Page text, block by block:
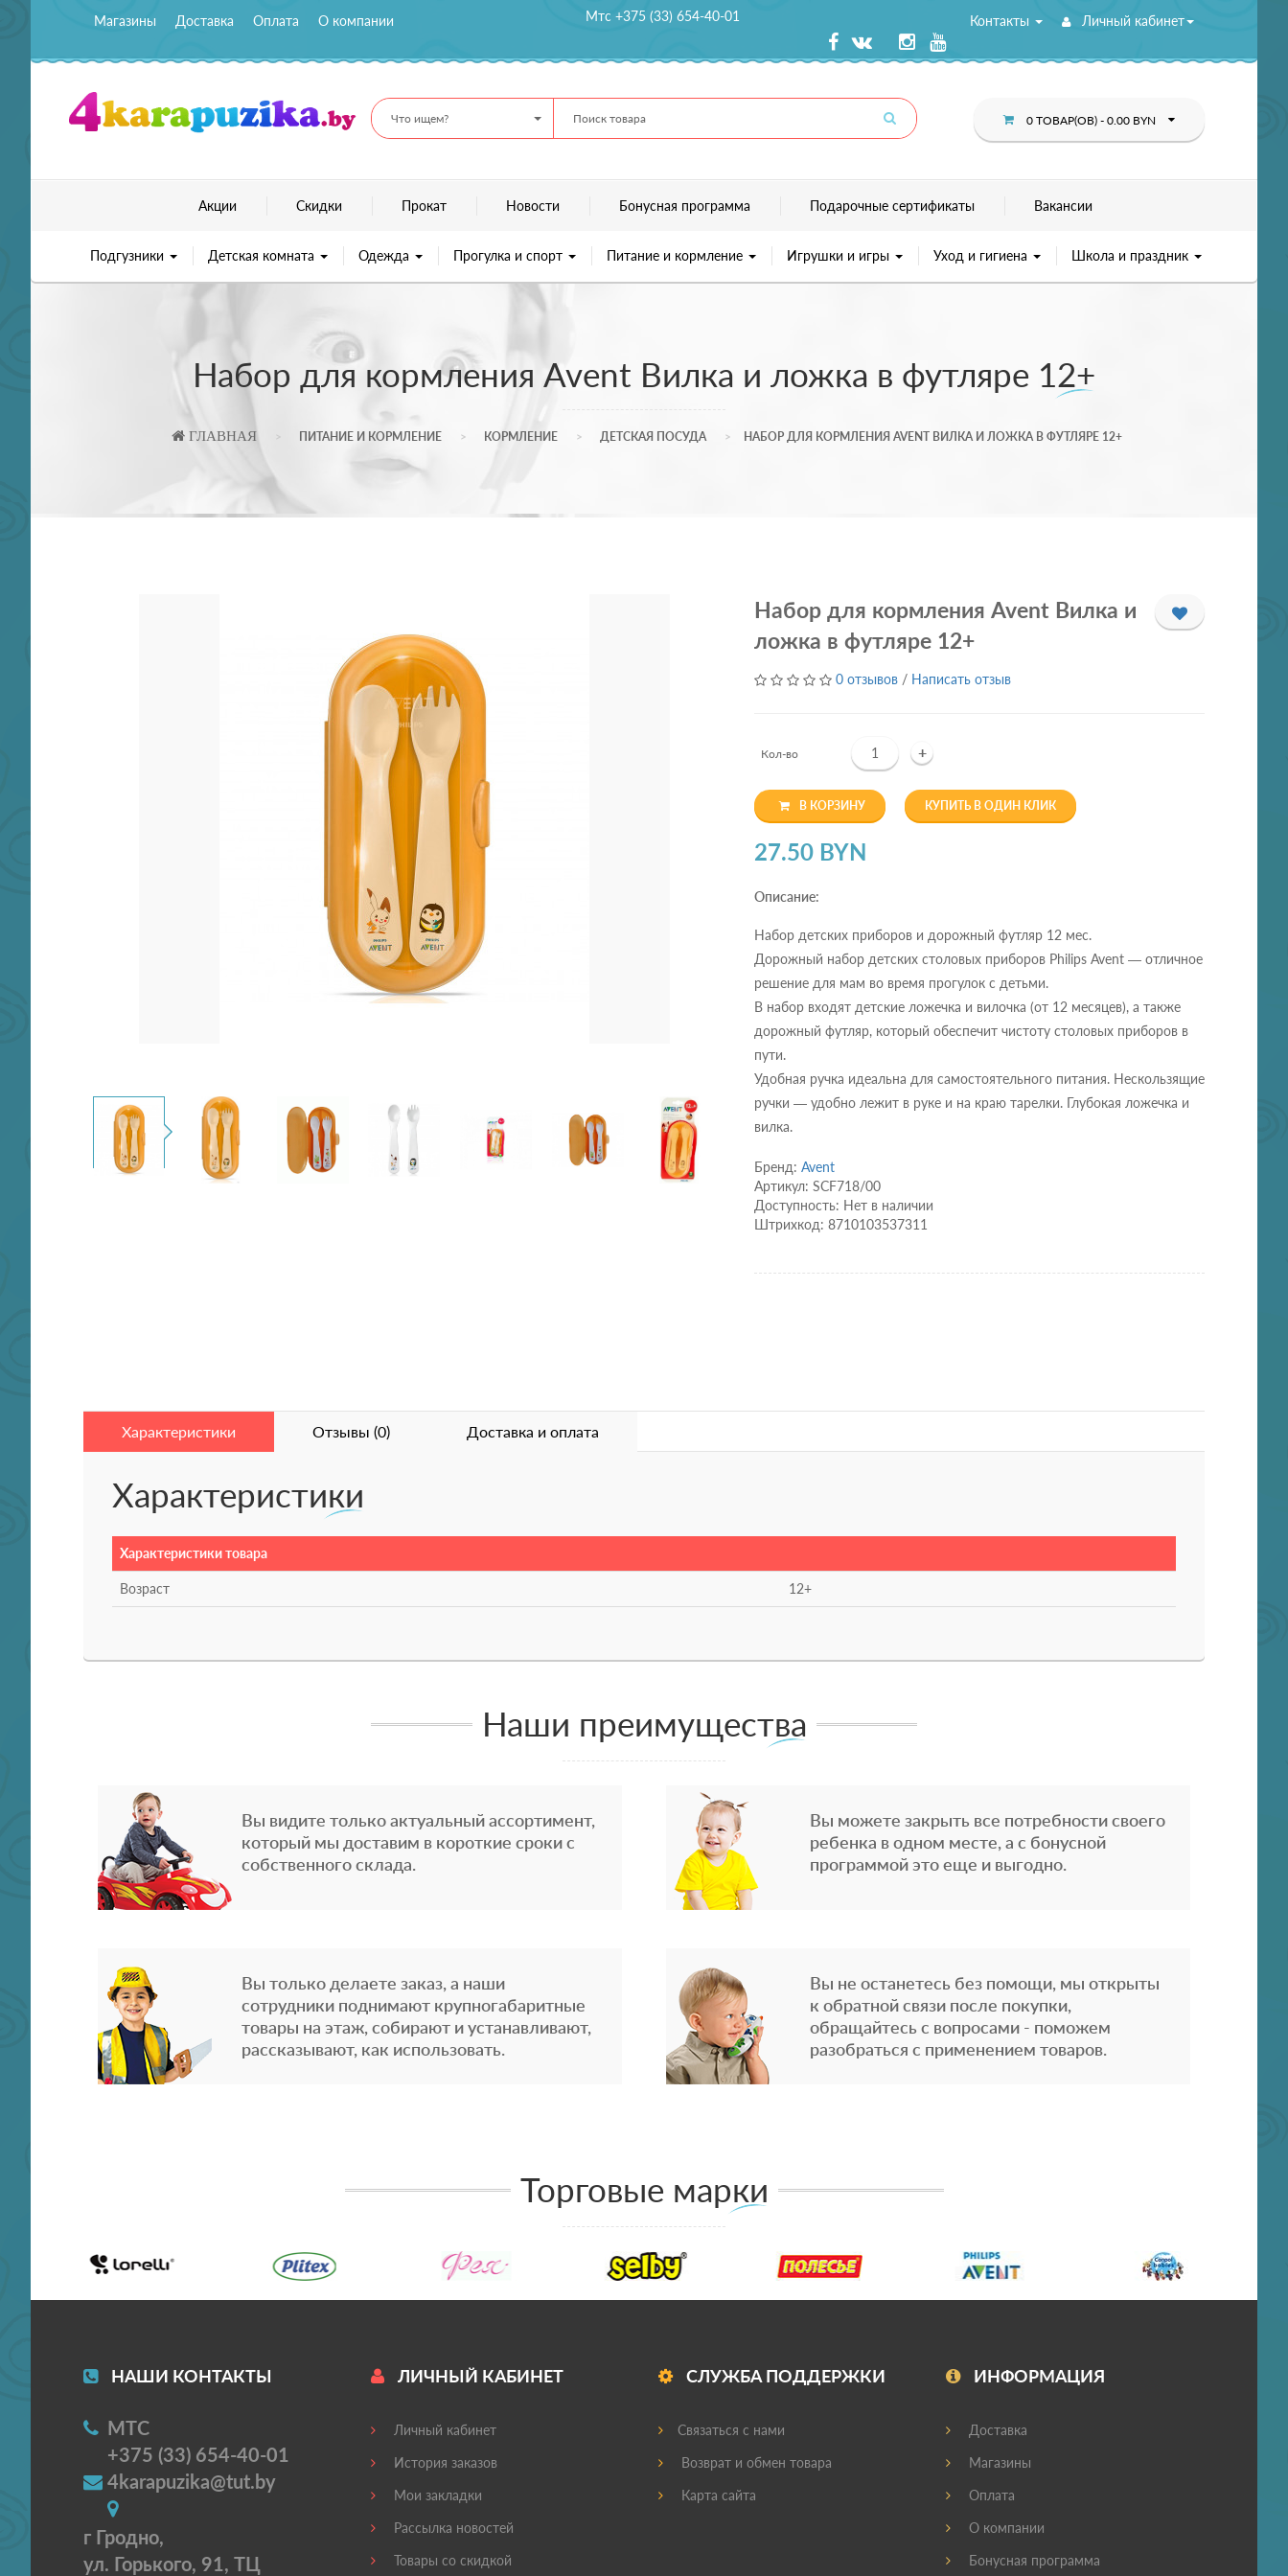
Магазины Доставка Оплата О компании Мтс +375 (33) 654-40-01 Контакты Личный кабинет
Что ищем? 0 ТОВАР(ОВ) - 0.00 BYN
Акции Скидки Прокат Новости Бонусная программа Подарочные сертификаты Вакансии
Подгузники Детская комната Одежда Прогулка и спорт Питание и кормление Игрушки и игры Уход и гигиена Школа и праздник
Набор для кормления Avent Вилка и ложка в футляре 12+
ГЛАВНАЯ ПИТАНИЕ И КОРМЛЕНИЕ КОРМЛЕНИЕ ДЕТСКАЯ ПОСУДА НАБОР ДЛЯ КОРМЛЕНИЯ AVENT ВИЛКА И ЛОЖКА В ФУТЛЯРЕ 12+
Набор для кормления Avent Вилка и
ложка в футляре 12+
0 отзывов / Написать отзыв
Кол-во +
В КОРЗИНУ КУПИТЬ В ОДИН КЛИК
27.50 BYN
Описание:
Набор детских приборов и дорожный футляр 12 мес.
Дорожный набор детских столовых приборов Philips Avent — отличное
решение для мам во время прогулок с детьми.
В набор входят детские ложечка и вилочка (от 12 месяцев), а также
дорожный футляр, который обеспечит чистоту столовых приборов в
пути.
Удобная ручка идеальна для самостоятельного питания. Нескользящие
ручки — удобно лежит в руке и на краю тарелки. Глубокая ложечка и
вилка.
Бренд: Avent
Артикул: SCF718/00
Доступность: Нет в наличии
Штрихкод: 8710103537311
Характеристики Отзывы (0) Доставка и оплата
Характеристики
Характеристики товара
Возраст 12+
Наши преимущества
Вы видите только актуальный ассортимент,
который мы доставим в короткие сроки с
собственного склада.
Вы можете закрыть все потребности своего
ребенка в одном месте, а с бонусной
программой это еще и выгодно.
Вы только делаете заказ, а наши
сотрудники поднимают крупногабаритные
товары на этаж, собирают и устанавливают,
рассказывают, как использовать.
Вы не останетесь без помощи, мы открыты
к обратной связи после покупки,
обращайтесь с вопросами - поможем
разобраться с применением товаров.
Торговые марки
НАШИ КОНТАКТЫ
МТС
+375 (33) 654-40-01
4karapuzika@tut.by
г Гродно,
ул. Горького, 91, ТЦ
ЛИЧНЫЙ КАБИНЕТ
Личный кабинет
История заказов
Мои закладки
Рассылка новостей
Товары со скидкой
СЛУЖБА ПОДДЕРЖКИ
Связаться с нами
Возврат и обмен товара
Карта сайта
ИНФОРМАЦИЯ
Доставка
Магазины
Оплата
О компании
Бонусная программа